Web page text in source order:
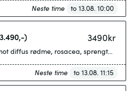
Neste time to 13.08. 10:00
) 3490kr
diffus rødme, rosacea, sprengte
Neste time to 13.08. 11:15